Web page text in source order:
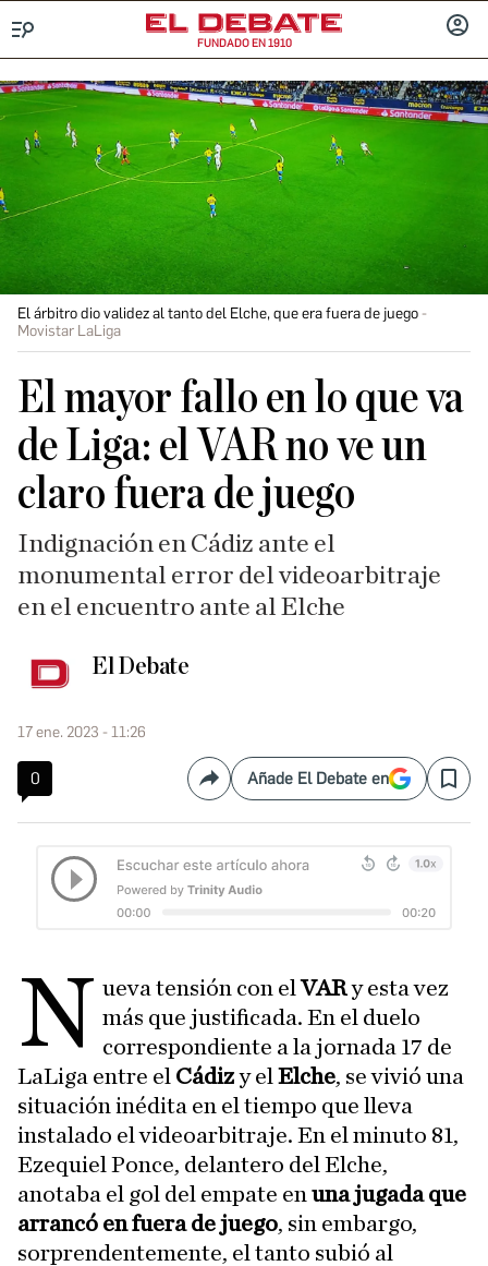
FUNDADO EN 1910
El árbitro dio validez al tanto del Elche, que era fuera de juego
Movistar LaLiga
El mayor fallo en lo que va
de Liga: el VAR no ve un
claro fuera de juego
Indignación en Cádiz ante el
monumental error del videoarbitraje
en el encuentro ante al Elche
El Debate
17 ene. 2023 - 11:26
0 CompartirAñade El Debate en Save
N ueva tensión con elVARy esta vez
más que justificada. En el duelo
correspondiente a la jornada 17 de
LaLiga entre el Cádizy el Elche, se vivió una
situación inédita en el tiempo que lleva
instalado el videoarbitraje. En el minuto 81,
Ezequiel Ponce, delantero del Elche,
anotaba el gol del empate en una jugada que
arrancó en fuera de juego, sin embargo,
sorprendentemente, el tanto subió al